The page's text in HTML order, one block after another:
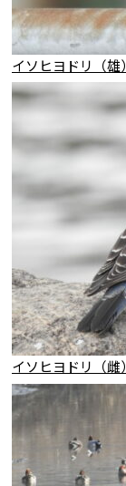
イソヒヨドリ（雄）
イソヒヨドリ（雌）